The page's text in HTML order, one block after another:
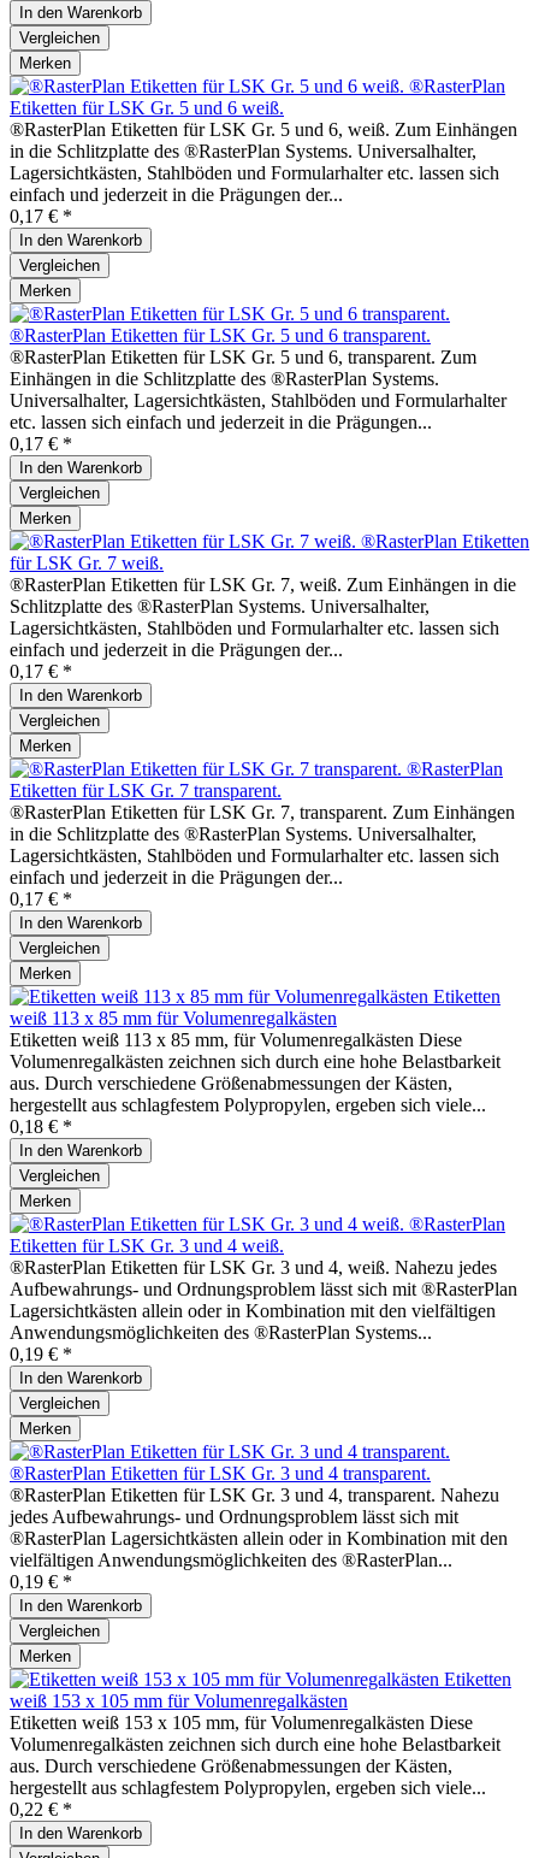
In den Warenkorb
Vergleichen
Merken
®RasterPlan
Etiketten für LSK Gr. 5 und 6 weiß.
®RasterPlan Etiketten für LSK Gr. 5 und 6, weiß. Zum Einhängen
in die Schlitzplatte des ®RasterPlan Systems. Universalhalter,
Lagersichtkästen, Stahlböden und Formularhalter etc. lassen sich
einfach und jederzeit in die Prägungen der...
0,17 € *
In den Warenkorb
Vergleichen
Merken
®RasterPlan Etiketten für LSK Gr. 5 und 6 transparent.
®RasterPlan Etiketten für LSK Gr. 5 und 6, transparent. Zum
Einhängen in die Schlitzplatte des ®RasterPlan Systems.
Universalhalter, Lagersichtkästen, Stahlböden und Formularhalter
etc. lassen sich einfach und jederzeit in die Prägungen...
0,17 € *
In den Warenkorb
Vergleichen
Merken
®RasterPlan Etiketten
für LSK Gr. 7 weiß.
®RasterPlan Etiketten für LSK Gr. 7, weiß. Zum Einhängen in die
Schlitzplatte des ®RasterPlan Systems. Universalhalter,
Lagersichtkästen, Stahlböden und Formularhalter etc. lassen sich
einfach und jederzeit in die Prägungen der...
0,17 € *
In den Warenkorb
Vergleichen
Merken
®RasterPlan
Etiketten für LSK Gr. 7 transparent.
®RasterPlan Etiketten für LSK Gr. 7, transparent. Zum Einhängen
in die Schlitzplatte des ®RasterPlan Systems. Universalhalter,
Lagersichtkästen, Stahlböden und Formularhalter etc. lassen sich
einfach und jederzeit in die Prägungen der...
0,17 € *
In den Warenkorb
Vergleichen
Merken
Etiketten
weiß 113 x 85 mm für Volumenregalkästen
Etiketten weiß 113 x 85 mm, für Volumenregalkästen Diese
Volumenregalkästen zeichnen sich durch eine hohe Belastbarkeit
aus. Durch verschiedene Größenabmessungen der Kästen,
hergestellt aus schlagfestem Polypropylen, ergeben sich viele...
0,18 € *
In den Warenkorb
Vergleichen
Merken
®RasterPlan
Etiketten für LSK Gr. 3 und 4 weiß.
®RasterPlan Etiketten für LSK Gr. 3 und 4, weiß. Nahezu jedes
Aufbewahrungs- und Ordnungsproblem lässt sich mit ®RasterPlan
Lagersichtkästen allein oder in Kombination mit den vielfältigen
Anwendungsmöglichkeiten des ®RasterPlan Systems...
0,19 € *
In den Warenkorb
Vergleichen
Merken
®RasterPlan Etiketten für LSK Gr. 3 und 4 transparent.
®RasterPlan Etiketten für LSK Gr. 3 und 4, transparent. Nahezu
jedes Aufbewahrungs- und Ordnungsproblem lässt sich mit
®RasterPlan Lagersichtkästen allein oder in Kombination mit den
vielfältigen Anwendungsmöglichkeiten des ®RasterPlan...
0,19 € *
In den Warenkorb
Vergleichen
Merken
Etiketten
weiß 153 x 105 mm für Volumenregalkästen
Etiketten weiß 153 x 105 mm, für Volumenregalkästen Diese
Volumenregalkästen zeichnen sich durch eine hohe Belastbarkeit
aus. Durch verschiedene Größenabmessungen der Kästen,
hergestellt aus schlagfestem Polypropylen, ergeben sich viele...
0,22 € *
In den Warenkorb